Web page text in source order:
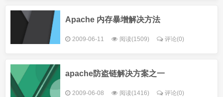
Apache 内存暴增解决方法
2009-06-11 阅读(1509) 评论(0)
apache防盗链解决方案之一
2009-06-08 阅读(1416) 评论(0)